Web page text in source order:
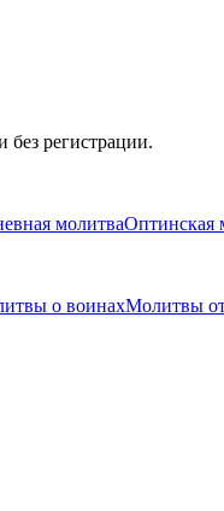
без регистрации.
молитваОптинская
о воинахМолитвы